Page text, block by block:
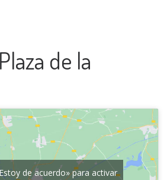
de la
de acuerdo» para activar